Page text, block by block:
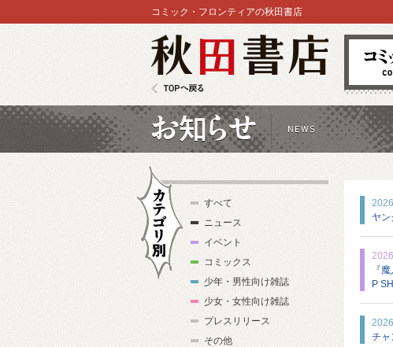
コミック
コミック・フロンティアの秋田書店
ヤ
『
P
チャ
すべて
ニュース
イベント
コミックス
少年・男性向け雑誌
少女・女性向け雑誌
プレスリリース
その他